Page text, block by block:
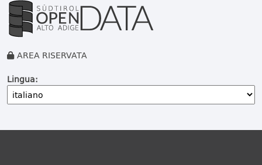
AREA RISERVATA
Lingua